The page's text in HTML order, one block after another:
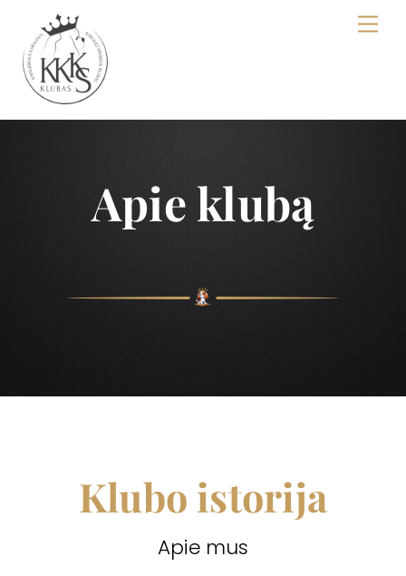
content
Apie klubą
Klubo istorija
Apie mus